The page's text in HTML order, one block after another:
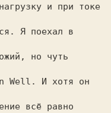
и при токе
Я поехал в
но чуть
Well. И хотя он
всё равно